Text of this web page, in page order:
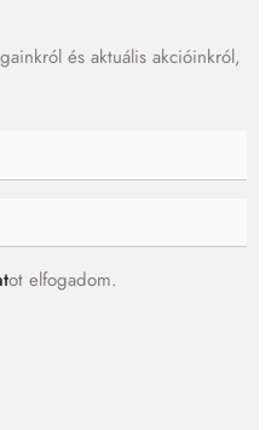
és aktuális akcióinkról,
ot elfogadom.